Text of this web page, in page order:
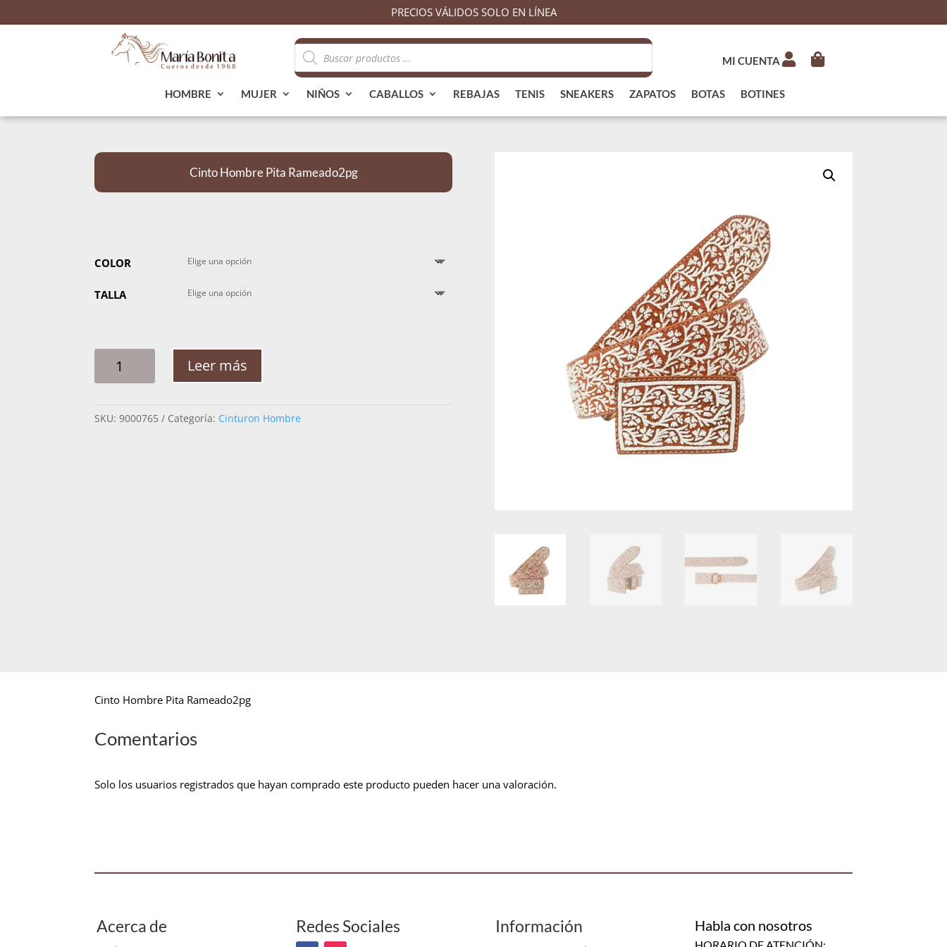
PRECIOS VÁLIDOS SOLO EN LÍNEA
Búsqueda
de
productos
MI CUENTA
HOMBRE MUJER NIÑOS CABALLOS REBAJAS TENIS SNEAKERS ZAPATOS BOTAS BOTINES
Cinto Hombre Pita Rameado2pg
COLOR
TALLA
HOMBRE
CANTIDAD
Leer más
SKU:9000765 Categoría: Cinturon Hombre
Cinto Hombre Pita Rameado2pg
Comentarios
Solo los usuarios registrados que hayan comprado este producto pueden hacer una valoración.
Acerca de Redes Sociales Información Habla con nosotros
HORARIO DE ATENCIÓN: